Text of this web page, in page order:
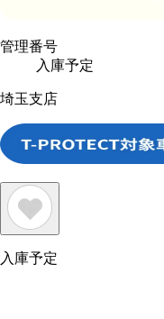
管理番号
入庫予定
埼玉支店
入庫予定